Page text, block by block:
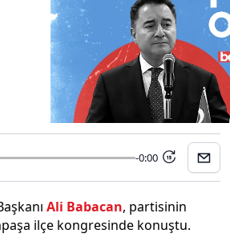
-0:00 15
Ali Babacan, partisinin
ilçe kongresinde konuştu.